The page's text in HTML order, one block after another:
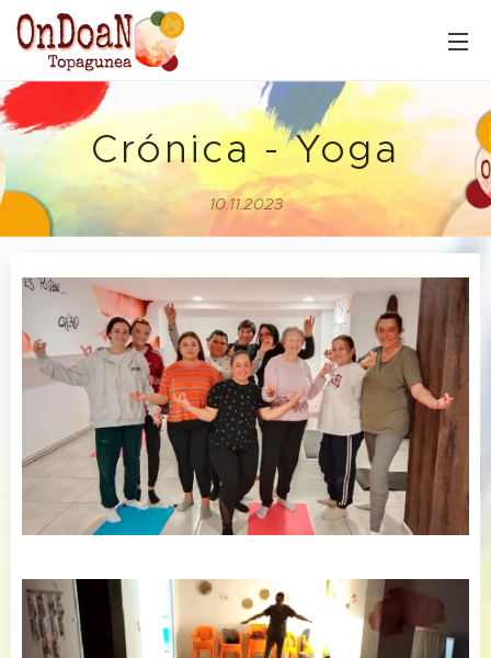
Crónica - Yoga
10.11.2023